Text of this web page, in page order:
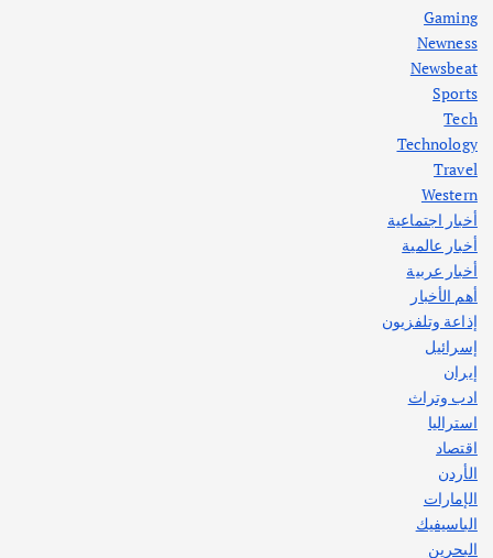
أهم الأخبار
اختتام ورشة السينوغرافيا في مدينة كلباء الاماراتية
أغسطس 3, 2026
Gaming
Newness
Newsbeat
Sports
Tech
Technology
Travel
Western
أخبار اجتماعية
أخبار عالمية
أخبار عربية
أهم الأخبار
إذاعة وتلفزيون
إسرائيل
إيران
ادب وتراث
استراليا
اقتصاد
الأردن
الإمارات
الباسيفيك
البحرين